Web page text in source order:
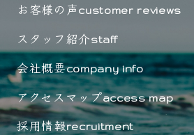
お客様の声customer reviews
スタッフ紹介staff
会社概要company info
アクセスマップaccess map
採用情報recruitment